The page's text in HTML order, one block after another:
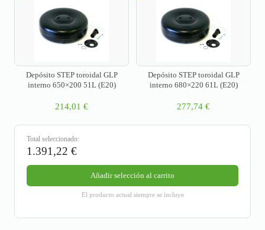
Depósito STEP toroidal GLP
interno 650×200 51L (E20)
214,01 €
Depósito STEP toroidal GLP
interno 680×220 61L (E20)
277,74 €
Total seleccionado:
1.391,22 €
Añadir selección al carrito
El producto actual siempre se incluye